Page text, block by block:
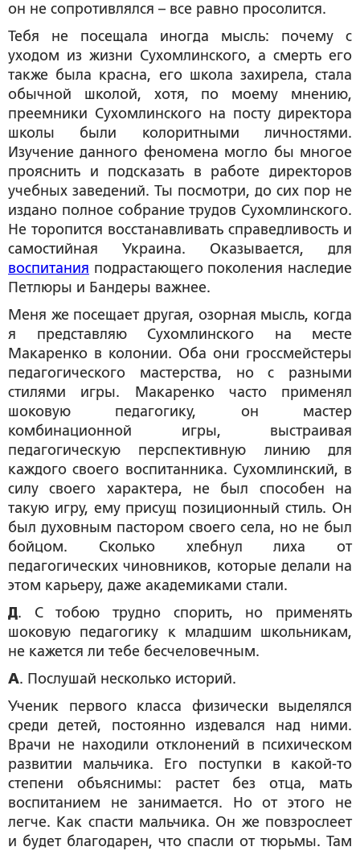
он не сопротивлялся – все равно просолится.
Тебя не посещала иногда мысль: почему с
уходом из жизни Сухомлинского, а смерть его
также была красна, его школа захирела, стала
обычной школой, хотя, по моему мнению,
преемники Сухомлинского на посту директора
школы были колоритными личностями.
Изучение данного феномена могло бы многое
прояснить и подсказать в работе директоров
учебных заведений. Ты посмотри, до сих пор не
издано полное собрание трудов Сухомлинского.
Не торопится восстанавливать справедливость и
самостийная Украина. Оказывается, для
воспитания подрастающего поколения наследие
Петлюры и Бандеры важнее.
Меня же посещает другая, озорная мысль, когда
я представляю Сухомлинского на месте
Макаренко в колонии. Оба они гроссмейстеры
педагогического мастерства, но с разными
стилями игры. Макаренко часто применял
шоковую педагогику, он мастер
комбинационной игры, выстраивая
педагогическую перспективную линию для
каждого своего воспитанника. Сухомлинский, в
силу своего характера, не был способен на
такую игру, ему присущ позиционный стиль. Он
был духовным пастором своего села, но не был
бойцом. Сколько хлебнул лиха от
педагогических чиновников, которые делали на
этом карьеру, даже академиками стали.
Д. С тобою трудно спорить, но применять
шоковую педагогику к младшим школьникам,
не кажется ли тебе бесчеловечным.
А. Послушай несколько историй.
Ученик первого класса физически выделялся
среди детей, постоянно издевался над ними.
Врачи не находили отклонений в психическом
развитии мальчика. Его поступки в какой-то
степени объяснимы: растет без отца, мать
воспитанием не занимается. Но от этого не
легче. Как спасти мальчика. Он же повзрослеет
и будет благодарен, что спасли от тюрьмы. Там